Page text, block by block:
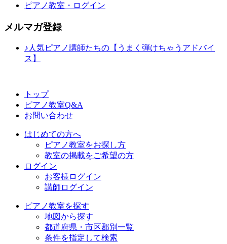
ピアノ教室・ログイン
メルマガ登録
♪人気ピアノ講師たちの【うまく弾けちゃうアドバイ
ス】
トップ
ピアノ教室Q&A
お問い合わせ
はじめての方へ
ピアノ教室をお探し方
教室の掲載をご希望の方
ログイン
お客様ログイン
講師ログイン
ピアノ教室を探す
地図から探す
都道府県・市区郡別一覧
条件を指定して検索